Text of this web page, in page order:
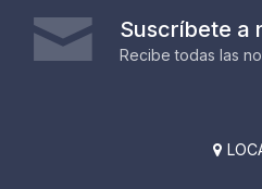
Suscríbete a
Recibe todas las
